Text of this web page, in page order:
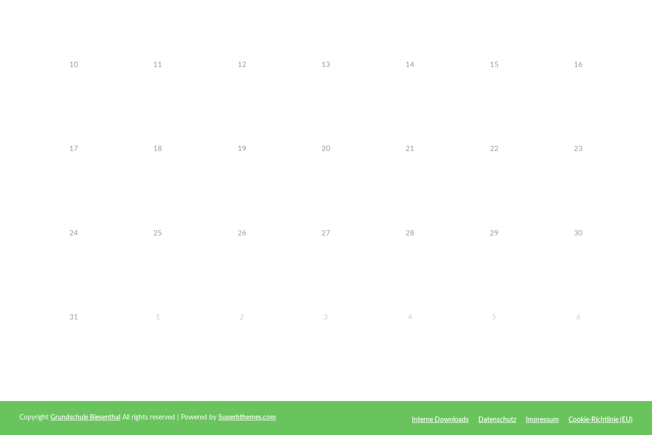
10 11 12 13 14 15 16
17 18 19 20 21 22 23
24 25 26 27 28 29 30
31 1 2 3 4 5 6
Copyright Grundschule Biesenthal All rights reserved | Powered by Superbthemes.com Interne Downloads Datenschutz Impressum Cookie-Richtlinie (EU)